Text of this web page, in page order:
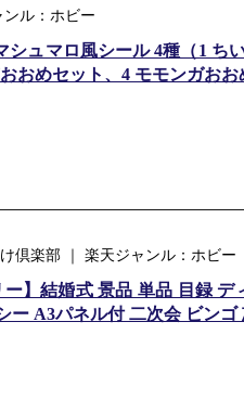
ル：ホビー
シュマロ風シール 4種（1 ち
おめセット、4 モモンガおお
倶楽部 ｜ 楽天ジャンル：ホビー
ー】結婚式 景品 単品 目録
ー A3パネル付 二次会 ビンゴ